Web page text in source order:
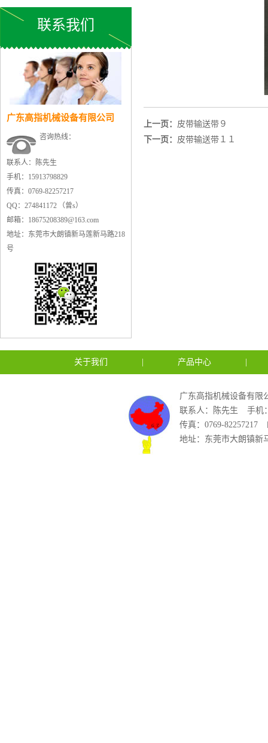
联系我们
广东高指机械设备有限公司
咨询热线：
联系人：陈先生
手机：15913798829
传真：0769-82257217
QQ：274841172 （曾s）
邮箱：18675208389@163.com
地址：东莞市大朗镇新马莲新马路218
号
上一页： 皮带输送带９
下一页： 皮带输送带１１
关于我们 产品中心
广东高指机械设备有限
联系人：陈先生
手机
传真：0769-82257217
地址：东莞市大朗镇新